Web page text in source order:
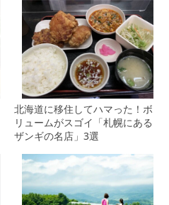
北海道に移住してハマった！ボ
リュームがスゴイ「札幌にある
ザンギの名店」3選